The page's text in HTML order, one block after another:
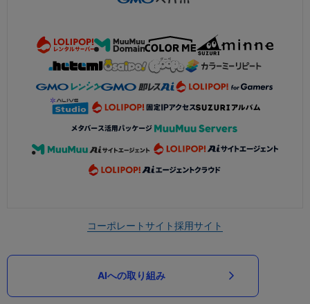
コーポレートサイト採用サイト
AIへの取り組み